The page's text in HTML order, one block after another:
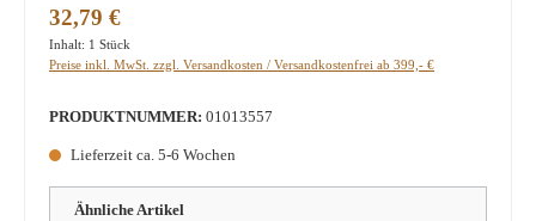
Regulärer Preis:
32,79 €
Inhalt: 1 Stück
Preise inkl. MwSt. zzgl. Versandkosten / Versandkostenfrei ab 399,- €
PRODUKTNUMMER: 01013557
Lieferzeit ca. 5-6 Wochen
Ähnliche Artikel